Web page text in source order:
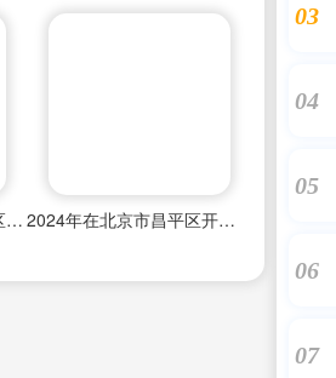
北京市申请登记注册密云区旅行社业务经营许可证 2024年在北京市昌平区开设一家旅行社需要注意的事项
03
04
05
06
07